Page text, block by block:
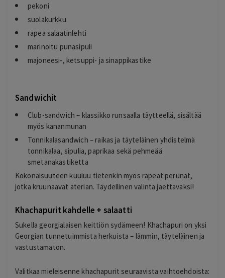
pekoni
suolakurkku
rapea salaatinlehti
marinoitu punasipuli
majoneesi-, ketsuppi- ja sinappikastike
Sandwichit
Club-sandwich – klassikko runsaalla täytteellä, sisältää
myös kananmunan
Tonnikalasandwich – raikas ja täyteläinen yhdistelmä
tonnikalaa, sipulia, paprikaa sekä pehmeää
smetanakastiketta
Kokonaisuuteen kuuluu tietenkin myös rapeat perunat,
jotka kruunaavat aterian. Täydellinen valinta jaettavaksi!
Khachapurit kahdelle + salaatti
Sukella georgialaisen keittiön sydämeen! Khachapuri on yksi
Georgian tunnetuimmista herkuista – lämmin, täyteläinen ja
vastustamaton.
Valitkaa mieleisenne khachapurit seuraavista vaihtoehdoista: